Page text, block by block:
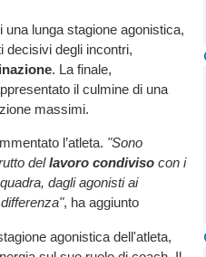
lunga stagione agonistica,
decisivi degli incontri,
. La finale,
il culmine di una
massimi.
l’atleta. "Sono
dellavoro condiviso con i
dagli agonisti ai
, ha aggiunto
agonistica dell'atleta,